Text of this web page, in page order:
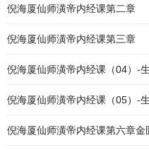
倪海厦仙师潢帝内经课第二章
倪海厦仙师潢帝内经课第三章
倪海厦仙师潢帝内经课（04）-
倪海厦仙师潢帝内经课（05）-
倪海厦仙师潢帝内经课第六章